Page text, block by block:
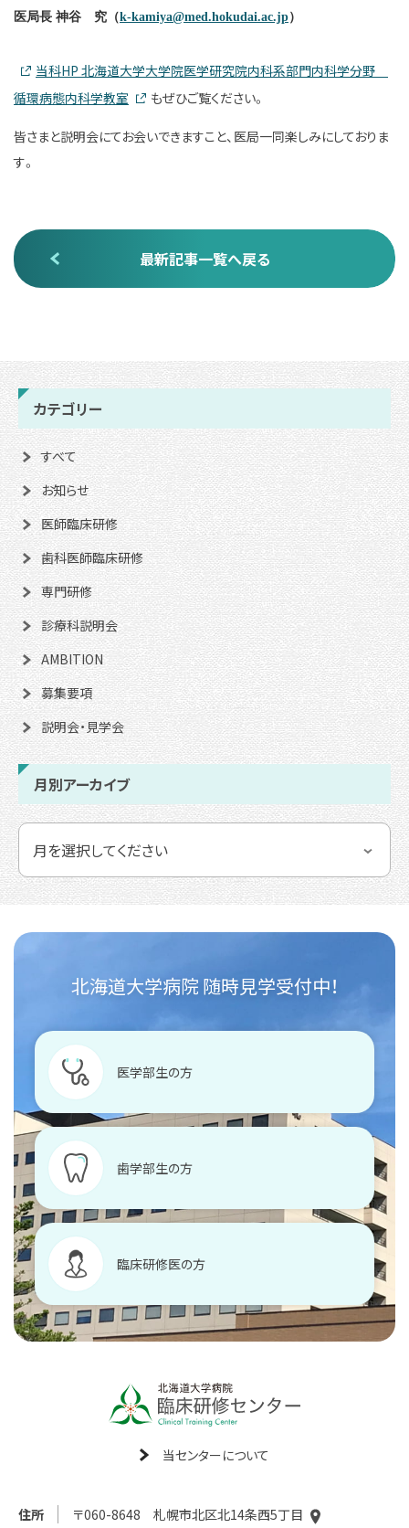
医局長 神谷 究（k-kamiya@med.hokudai.ac.jp）
当科HP 北海道大学大学院医学研究院内科系部門内科学分野
循環病態内科学教室
もぜひご覧ください。
皆さまと説明会にてお会いできますこと、医局一同楽しみにしておりま
す。
最新記事一覧へ戻る
カテゴリー
すべて
お知らせ
医師臨床研修
歯科医師臨床研修
専門研修
診療科説明会
AMBITION
募集要項
説明会・見学会
月別アーカイブ
北海道大学病院 随時見学受付中！
医学部生の方
歯学部生の方
臨床研修医の方
当センターについて
住所 〒060-8648 札幌市北区北14条西5丁目